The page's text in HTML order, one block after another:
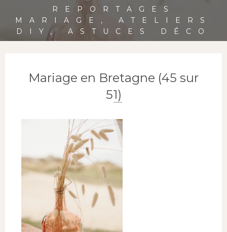
REPORTAGES
MARIAGE, ATELIERS
DIY, ASTUCES DÉCO
Mariage en Bretagne (45 sur
51)